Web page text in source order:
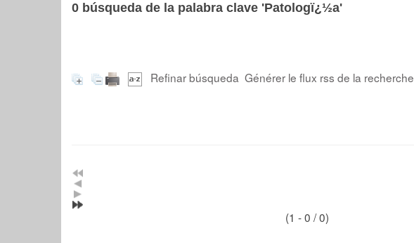
0 búsqueda de la palabra clave 'Patologï¿½a'
Refinar búsqueda Générer le flux rss de la recherche
(1 - 0 / 0)